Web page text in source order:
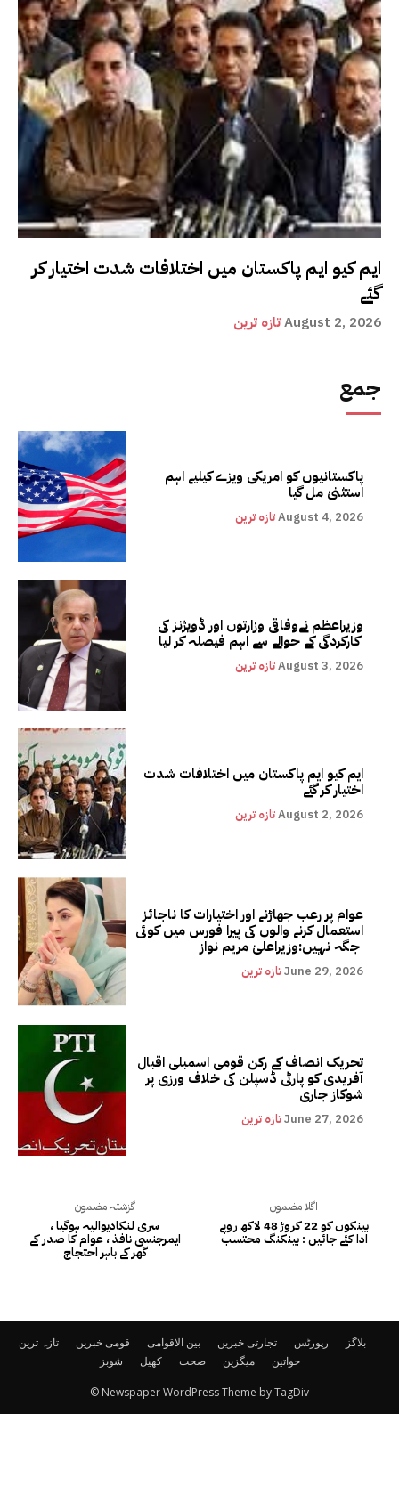
ایم کیو ایم پاکستان میں اختلافات شدت اختیار کر
گئے
تازہ ترینAugust 2, 2026
جمع
پاکستانیوں کو امریکی ویزے کیلیے اہم
استثنیٰ مل گیا
تازہ ترینAugust 4, 2026
وزیراعظم نےوفاقی وزارتوں اور ڈویژنز کی
کارکردگی کے حوالے سے اہم فیصلہ کر لیا
تازہ ترینAugust 3, 2026
ایم کیو ایم پاکستان میں اختلافات شدت
اختیار کر گئے
تازہ ترینAugust 2, 2026
عوام پر رعب جھاڑنے اور اختیارات کا ناجائز
استعمال کرنے والوں کی پیرا فورس میں کوئی
تازہ ترینJune 29, 2026
تحریک انصاف کے رکن قومی اسمبلی اقبال
آفریدی کو پارٹی ڈسپلن کی خلاف ورزی پر
شوکاز جاری
تازہ ترینJune 27, 2026
گزشتہ مضمون
سری لنکادیوالیہ ہوگیا ،
ایمرجنسی نافذ ، عوام کا صدر کے
گھر کے باہر احتجاج
اگلا مضمون
بینکوں کو 22 کروڑ 48 لاکھ روپے
ادا کئے جائیں : بینکنگ محتسب
تازہ ترین قومی خبریں بین الاقوامی تجارتی خبریں رپورٹس
بلاگز
شوبز
کھیل صحت میگزین خواتین
© Newspaper WordPress Theme by TagDiv